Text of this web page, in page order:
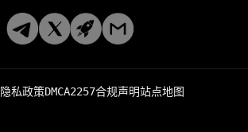
隐私政策DMCA2257合规声明站点地图